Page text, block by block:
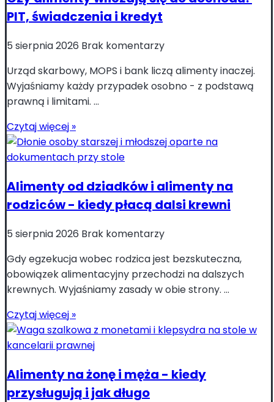
PIT, świadczenia i kredyt
5 sierpnia 2026 Brak komentarzy
Urząd skarbowy, MOPS i bank liczą alimenty inaczej.
Wyjaśniamy każdy przypadek osobno - z podstawą
prawną i limitami. ...
Czytaj więcej »
Alimenty od dziadków i alimenty na
rodziców - kiedy płacą dalsi krewni
5 sierpnia 2026 Brak komentarzy
Gdy egzekucja wobec rodzica jest bezskuteczna,
obowiązek alimentacyjny przechodzi na dalszych
krewnych. Wyjaśniamy zasady w obie strony. ...
Czytaj więcej »
Alimenty na żonę i męża - kiedy
przysługują i jak długo